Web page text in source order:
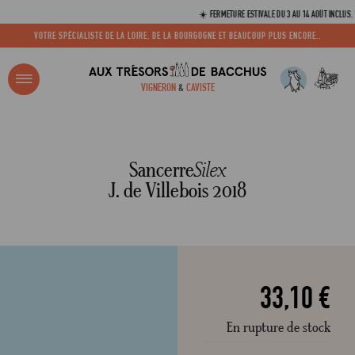
☀️ FERMETURE ESTIVALE DU 3 AU 14 AOÛT INCLUS. VOS
VOTRE SPÉCIALISTE DE LA LOIRE, DE LA BOURGOGNE ET BEAUCOUP PLUS ENCORE..
VIGNERON& CAVISTE
Mot de passe
?
SancerreSilex
J. de Villebois 2018
33,10 €
En rupture de stock